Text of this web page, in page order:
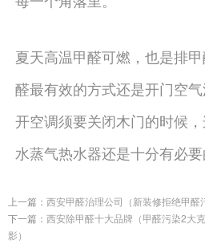
夏天高温甲醛可燃，也是排
醛最有效的方式还是开门空
开空调须要关闭木门的时候
水蒸气热水器还是十分有必要
上一篇： 西安甲醛治理公司（新装修拒绝甲醛
下一篇： 西安除甲醛十大品牌（甲醛污染2大
影）